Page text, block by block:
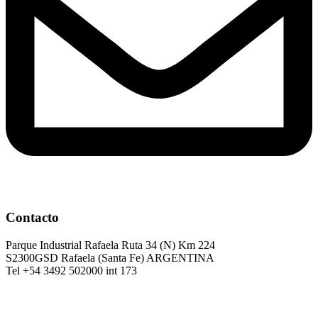
Contacto
Parque Industrial Rafaela Ruta 34 (N) Km 224
S2300GSD Rafaela (Santa Fe) ARGENTINA
Tel +54 3492 502000 int 173